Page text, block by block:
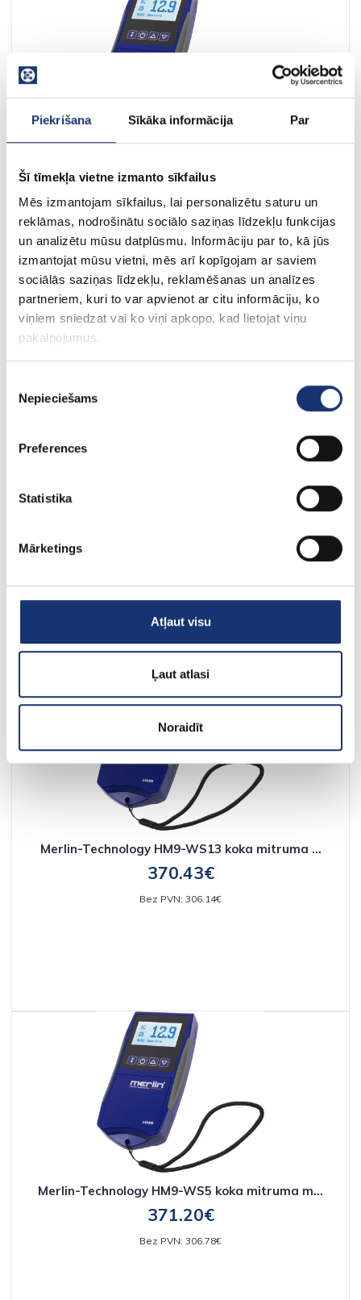
Piekrišana Sīkāka informācija Par
Šī tīmekļa vietne izmanto sīkfailus
Mēs izmantojam sīkfailus, lai personalizētu saturu un
reklāmas, nodrošinātu sociālo saziņas līdzekļu funkcijas
un analizētu mūsu datplūsmu. Informāciju par to, kā jūs
izmantojat mūsu vietni, mēs arī kopīgojam ar saviem
sociālās saziņas līdzekļu, reklamēšanas un analīzes
partneriem, kuri to var apvienot ar citu informāciju, ko
viņiem sniedzat vai ko viņi apkopo, kad lietojat viņu
pakalpojumus.
izvēle
Nepieciešams
Preferences
Statistika
Mārketings
Atļaut visu
Ļaut atlasi
Noraidīt
533.36€
Bez PVN: 440.80€
Merlin-Technology HM9-W25 koka mitruma m...
Merlin-Technology HM9-WS13 koka mitruma ...
370.43€
Bez PVN: 306.14€
Merlin-Technology HM9-WS5 koka mitruma m...
371.20€
Bez PVN: 306.78€